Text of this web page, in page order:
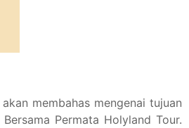
membahas mengenai tujuan
Permata Holyland Tour.